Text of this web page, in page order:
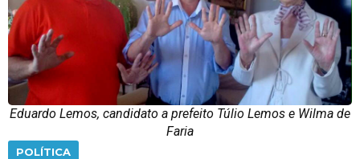
Eduardo Lemos, candidato a prefeito Túlio Lemos e Wilma de
Faria
POLÍTICA